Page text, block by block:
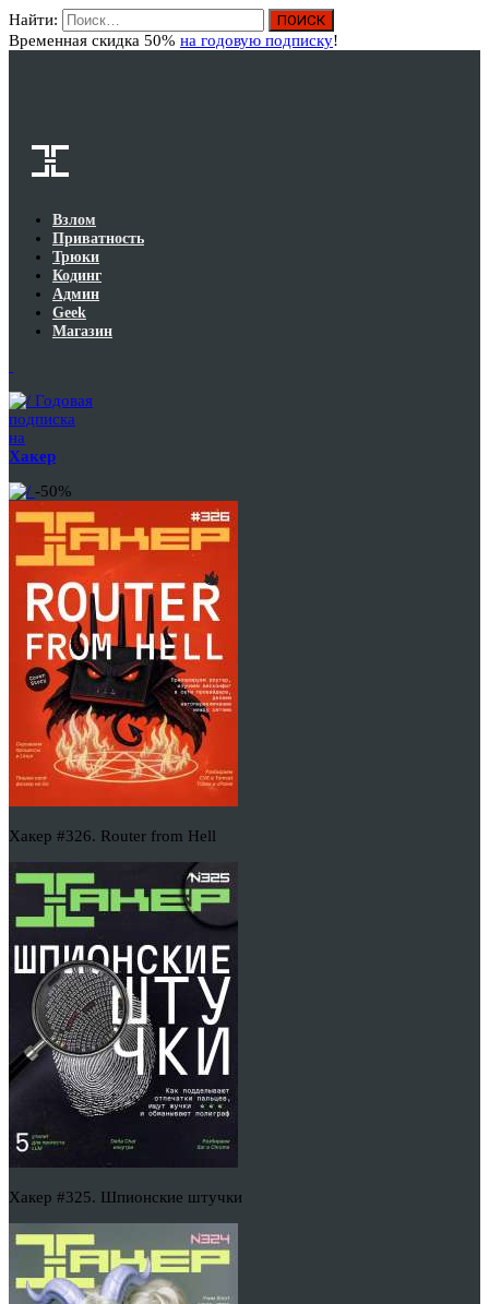
Найти:
Временная скидка 50% на годовую подписку!
Взлом
Приватность
Трюки
Кодинг
Админ
Geek
Магазин
Годовая
подписка
на
Хакер
-50%
Хакер #326. Router from Hell
Хакер #325. Шпионские штучки